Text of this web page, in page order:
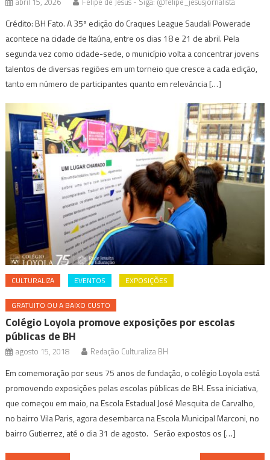
Crédito: BH Fato. A 35ª edição do Craques League Saudali Powerade
acontece na cidade de Itaúna, entre os dias 18 e 21 de abril. Pela
segunda vez como cidade-sede, o município volta a concentrar jovens
talentos de diversas regiões em um torneio que cresce a cada edição,
tanto em número de participantes quanto em relevância […]
CULTURALIZA EVENTOS EXPOSIÇÕES
GRATUITO OU A BAIXO CUSTO
Colégio Loyola promove exposições por escolas
públicas de BH
agosto 15, 2018 Redação Culturaliza BH
Em comemoração por seus 75 anos de fundação, o colégio Loyola está
promovendo exposições pelas escolas públicas de BH. Essa iniciativa,
que começou em maio, na Escola Estadual José Mesquita de Carvalho,
no bairro Vila Paris, agora desembarca na Escola Municipal Marconi, no
bairro Gutierrez, até o dia 31 de agosto. Serão expostos os […]